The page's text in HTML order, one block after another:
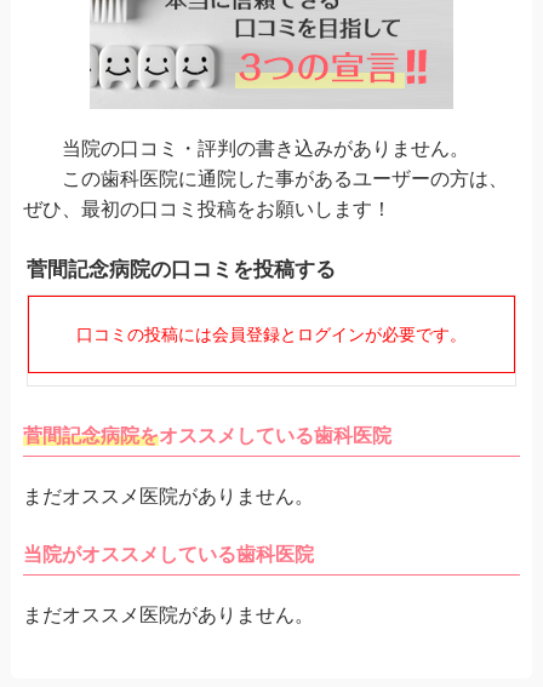
当院の口コミ・評判の書き込みがありません。
この歯科医院に通院した事があるユーザーの方は、
ぜひ、最初の口コミ投稿をお願いします！
菅間記念病院の口コミを投稿する
口コミの投稿には会員登録とログインが必要です。
菅間記念病院をオススメしている歯科医院
まだオススメ医院がありません。
当院がオススメしている歯科医院
まだオススメ医院がありません。